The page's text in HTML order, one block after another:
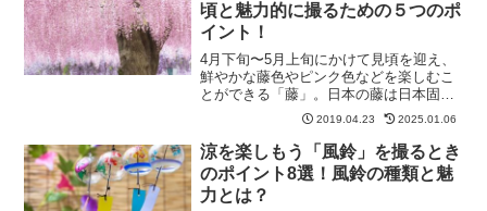
頃と魅力的に撮るための５つのポ
イント！
4月下旬〜5月上旬にかけて見頃を迎え、
鮮やかな藤色やピンク色などを楽しむこ
とができる「藤」。日本の藤は日本固有
種なので世界で見られる藤とは違い日本
でしか楽しむことができない品種です。
中には樹齢1,200年を超えるような藤もあ
り、近年、外国の...
2019.04.23 2025.01.06
涼を楽しもう「風鈴」を撮るとき
のポイント8選！風鈴の種類と魅
力とは？